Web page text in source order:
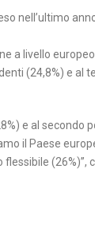
nell’ultimo
a livello
(24,8%) e al
e al secondo
il Paese
(26%)”,